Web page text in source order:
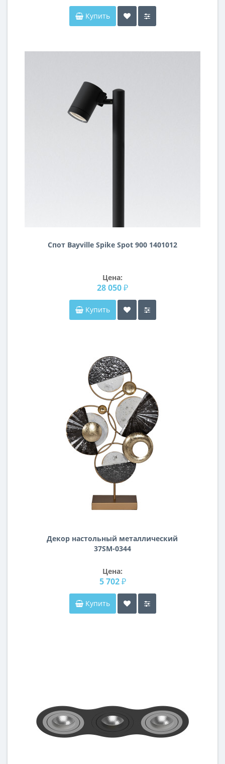
Купить
Спот Bayville Spike Spot 900 1401012
Цена:
28 050 ₽
Купить
Декор настольный металлический
37SM-0344
Цена:
5 702 ₽
Купить